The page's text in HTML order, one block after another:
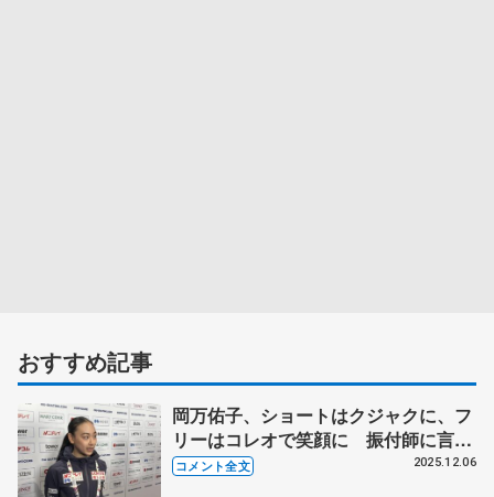
おすすめ記事
岡万佑子、ショートはクジャクに、フ
リーはコレオで笑顔に 振付師に言わ
れたことを意識した練習が表現につな
コメント全文 2025.12.06